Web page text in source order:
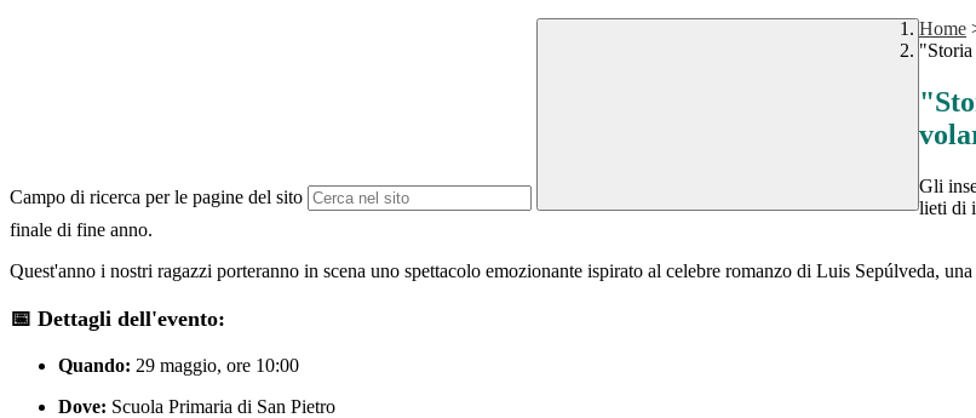
Campo di ricerca per le pagine del sito
Home
"Storia
Gli
lieti di
finale di fine anno.
Quest'anno i nostri ragazzi porteranno in scena uno spettacolo emozionante ispirato al celebre romanzo di Luis Sepúlveda,
📅 Dettagli dell'evento:
Quando: 29 maggio, ore 10:00
Dove: Scuola Primaria di San Pietro